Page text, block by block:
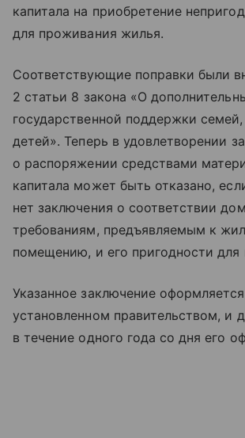
капитала на приобретение
для проживания жилья.
Соответствующие поправки были
2 статьи 8 закона «О
государственной поддержки
детей». Теперь в удовлетворении
о распоряжении средствами
капитала может быть отказано,
нет заключения о соответствии
требованиям, предъявляемым к
помещению, и его пригодности для
Указанное заключение
установленном правительством, и
в течение одного года со дня его